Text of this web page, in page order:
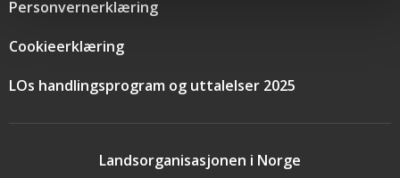
Landsorganisasjonen i Norge
Personvernerklæring
Cookieerklæring
LOs handlingsprogram og uttalelser 2025